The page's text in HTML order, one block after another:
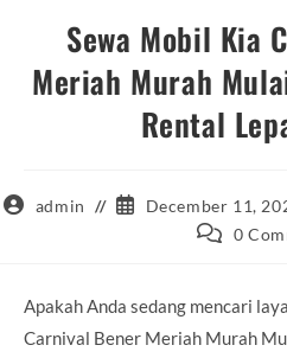
Sewa Mobil Kia
Meriah Murah
Rental
Postadmin
Post
published:
December 11,
Post 0
Apakah Anda sedang mencari
Carnival Bener Meriah Murah